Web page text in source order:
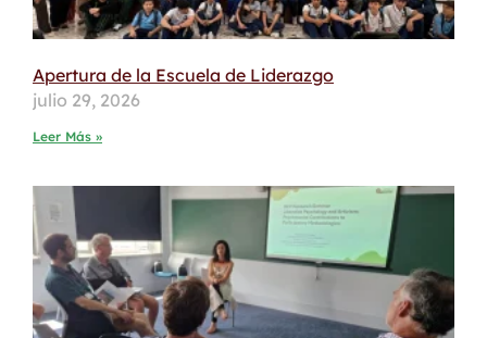
Apertura de la Escuela de Liderazgo
julio 29, 2026
Leer Más »